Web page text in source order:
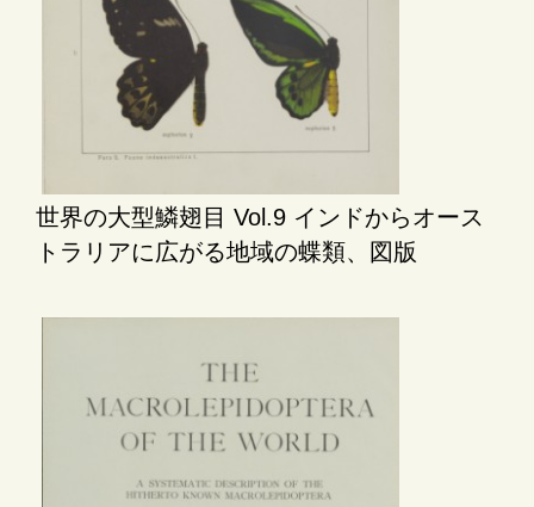
世界の大型鱗翅目 Vol.9 インドからオース
トラリアに広がる地域の蝶類、図版